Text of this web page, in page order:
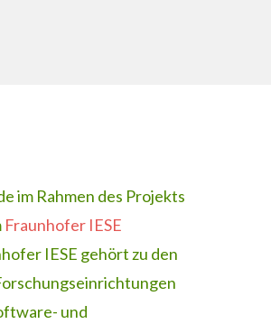
im Rahmen des Projekts
Fraunhofer IESE
IESE gehört zu den
und